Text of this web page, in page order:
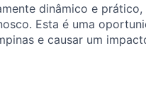
dinâmico e
Esta é uma
e causar um